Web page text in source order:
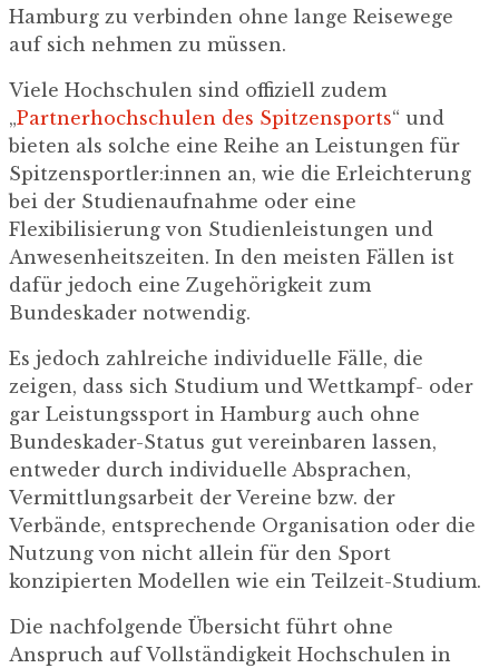
Hamburg zu verbinden ohne lange Reisewege
auf sich nehmen zu müssen.
Viele Hochschulen sind offiziell zudem
„Partnerhochschulen des Spitzensports“ und
bieten als solche eine Reihe an Leistungen für
Spitzensportler:innen an, wie die Erleichterung
bei der Studienaufnahme oder eine
Flexibilisierung von Studienleistungen und
Anwesenheitszeiten. In den meisten Fällen ist
dafür jedoch eine Zugehörigkeit zum
Bundeskader notwendig.
Es jedoch zahlreiche individuelle Fälle, die
zeigen, dass sich Studium und Wettkampf- oder
gar Leistungssport in Hamburg auch ohne
Bundeskader-Status gut vereinbaren lassen,
entweder durch individuelle Absprachen,
Vermittlungsarbeit der Vereine bzw. der
Verbände, entsprechende Organisation oder die
Nutzung von nicht allein für den Sport
konzipierten Modellen wie ein Teilzeit-Studium.
Die nachfolgende Übersicht führt ohne
Anspruch auf Vollständigkeit Hochschulen in